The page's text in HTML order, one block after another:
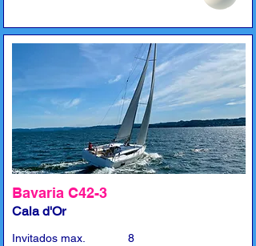
Bavaria C42-3
Cala d'Or
Invitados max.
8